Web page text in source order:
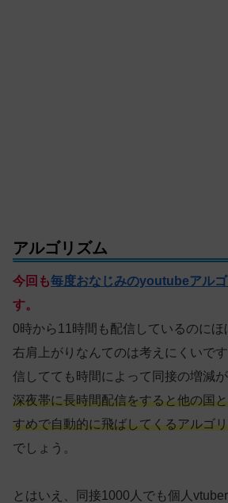
アルゴリズム
今回も毎度おなじみのyoutubeアル
す。
0時から11時間も配信しているのにほ
右肩上がりなんてのは考えにくいで
信してても時間によって同接の増減が
深夜帯に長時間配信をすると他の国
すめで自動的に飛ばしてくるアルゴ
でしょう。
とはいえ、同接1000人でも個人